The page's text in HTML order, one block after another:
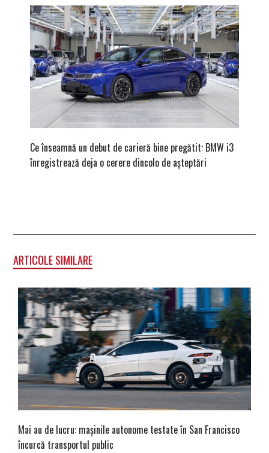
Ce înseamnă un debut de carieră bine pregătit: BMW i3
înregistrează deja o cerere dincolo de așteptări
ARTICOLE SIMILARE
Mai au de lucru: mașinile autonome testate în San Francisco
încurcă transportul public